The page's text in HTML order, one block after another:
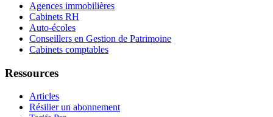
Agences immobilières
Cabinets RH
Auto-écoles
Conseillers en Gestion de Patrimoine
Cabinets comptables
Ressources
Articles
Résilier un abonnement